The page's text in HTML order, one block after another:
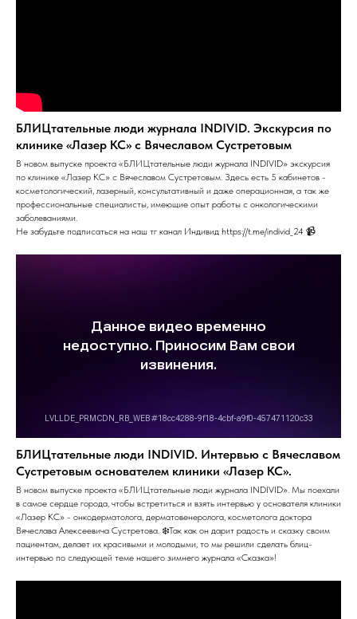
БЛИЦтательные люди журнала INDIVID. Экскурсия по
клинике «Лазер КС» с Вячеславом Сустретовым
В новом выпуске проекта «БЛИЦтательные люди журнала INDIVID» экскурсия
по клинике «Лазер КС» с Вячеславом Сустретовым. Здесь есть 5 кабинетов -
косметологический, лазерный, консультативный и даже операционная, а так же
профессиональные специалисты, имеющие опыт работы с онкологическими
заболеваниями.
Не забудьте подписаться на наш тг канал Индивид https://t.me/individ_24 📹
БЛИЦтательные люди INDIVID. Интервью с Вячеславом
Сустретовым основателем клиники «Лазер КС».
В новом выпуске проекта «БЛИЦтательные люди журнала INDIVID». Мы поехали
в самое сердце города, чтобы встретиться и взять интервью у основателя клиники
«Лазер КС» - онкодерматолога, дерматовенеролога, косметолога доктора
Вячеслава Алексеевича Сустретова. ❄️Так как он дарит радость и сказку своим
пациентам, делает их красивыми и молодыми, то мы решили сделать блиц-
интервью по следующей теме нашего зимнего журнала «Сказка»!